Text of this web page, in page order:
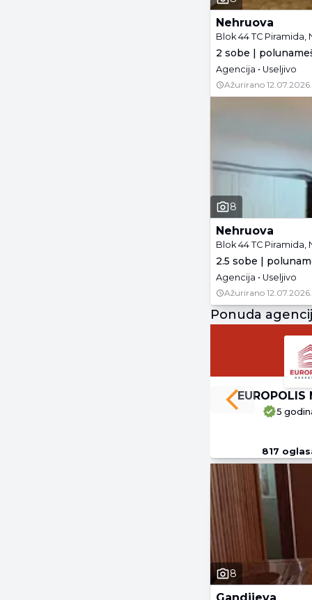
Nehruova
Blok 44 TC
2 sobe |
Agencija • Useljivo
Ažurirano 12.07.2026.
8
Nehruova
Blok 44 TC
2.5 sobe |
Agencija • Useljivo
Ažurirano 12.07.2026.
Ponuda
EUROPOLIS
5
817
Previous slide
8